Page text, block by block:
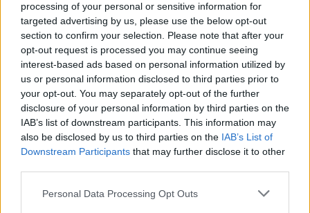
processing of your personal or sensitive information for
targeted advertising by us, please use the below opt-out
section to confirm your selection. Please note that after your
opt-out request is processed you may continue seeing
interest-based ads based on personal information utilized by
us or personal information disclosed to third parties prior to
your opt-out. You may separately opt-out of the further
disclosure of your personal information by third parties on the
IAB’s list of downstream participants. This information may
also be disclosed by us to third parties on the IAB’s List of
Downstream Participants that may further disclose it to other
Personal Data Processing Opt Outs
Οι οικογένειες ταυτοποίησαν τις σορούς τριών
Ισραηλινών ομήρων – Ανοίγει και πάλι το
συνοριακό πέρασμα της Ράφα
Ταυτοποιήθηκαν τρεις από τις τέσσερις σορούς Ισραηλινών
ομήρων στη Γάζα, που επεστράφησαν χθες, Τρίτη, το βράδυ